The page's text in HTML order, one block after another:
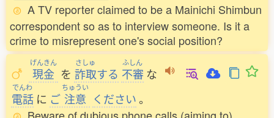
A TV reporter claimed to be a Mainichi Shimbun
correspondent so as to interview someone. Is it a
crime to misrepresent one's social position?
げんきん
現金 を
さしゅ
詐取する
ふしん
不審 な
でんわ
電話 に ご
ちゅうい
注意 ください。